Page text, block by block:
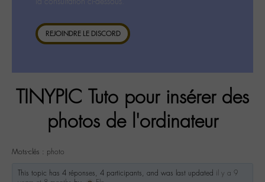
REJOINDRE LE DISCORD
TINYPIC Tuto pour insérer des
photos de l'ordinateur
Mots-clés : photo
This topic has 4 réponses, 4 participants, and was last updated il y a 9